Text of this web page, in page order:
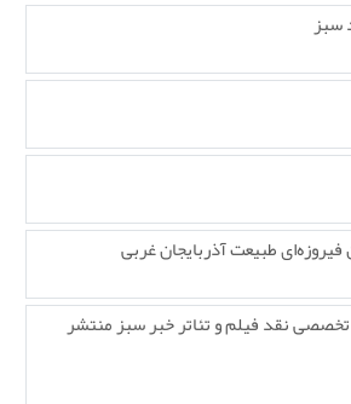
سبز
طبیعت آذربایجان غربی
نامه تخصصی نقد فیلم و تئاتر خبر سبز منتشر